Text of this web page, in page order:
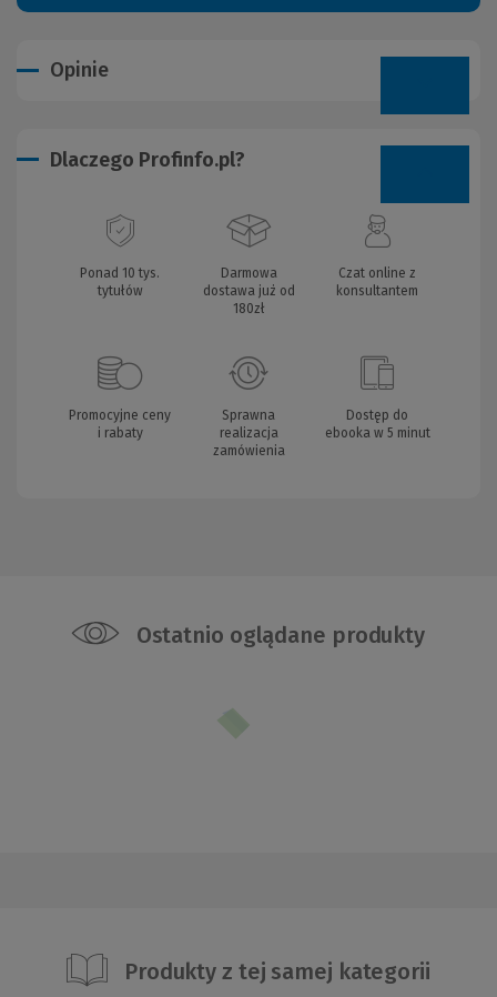
Opinie
Dlaczego Profinfo.pl?
Ponad 10 tys.
tytułów
Darmowa
dostawa już od
180zł
Czat online z
konsultantem
Promocyjne ceny
i rabaty
Sprawna
realizacja
zamówienia
Dostęp do
ebooka w 5 minut
Ostatnio oglądane produkty
Produkty z tej samej kategorii